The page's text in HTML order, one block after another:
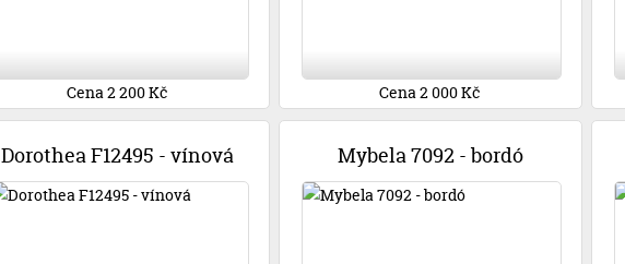
Cena 2 200 Kč Cena 2 000 Kč
Dorothea F12495 - vínová Mybela 7092 - bordó